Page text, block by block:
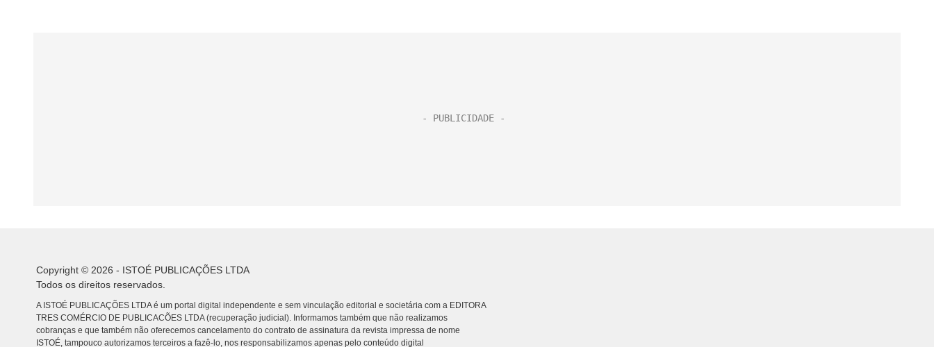
Copyright © 2026 - ISTOÉ PUBLICAÇÕES LTDA
Todos os direitos reservados.
A ISTOÉ PUBLICAÇÕES LTDA é um portal digital independente e sem vinculação editorial e societária com a EDITORA
TRES COMÉRCIO DE PUBLICACÕES LTDA (recuperação judicial). Informamos também que não realizamos
cobranças e que também não oferecemos cancelamento do contrato de assinatura da revista impressa de nome
ISTOÉ, tampouco autorizamos terceiros a fazê-lo, nos responsabilizamos apenas pelo conteúdo digital